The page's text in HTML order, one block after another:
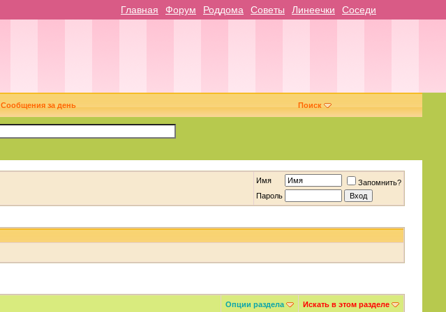
Главная Форум Роддома Советы Линеечки Соседи
Сообщения за день Поиск
Имя
Запомнить?
Пароль
Опции раздела Искать в этом разделе